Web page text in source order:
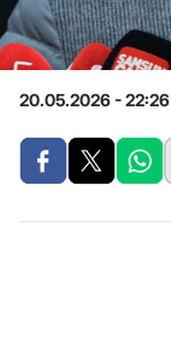
20.05.2026 - 22:26